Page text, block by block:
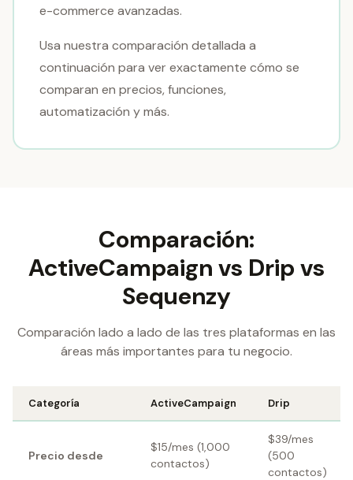
e-commerce avanzadas.
Usa nuestra comparación detallada a
continuación para ver exactamente cómo se
comparan en precios, funciones,
automatización y más.
Comparación:
ActiveCampaign vs Drip vs
Sequenzy
Comparación lado a lado de las tres plataformas en las
áreas más importantes para tu negocio.
Categoría ActiveCampaign Drip
Precio desde
$15/mes (1,000
contactos)
$39/mes
(500
contactos)